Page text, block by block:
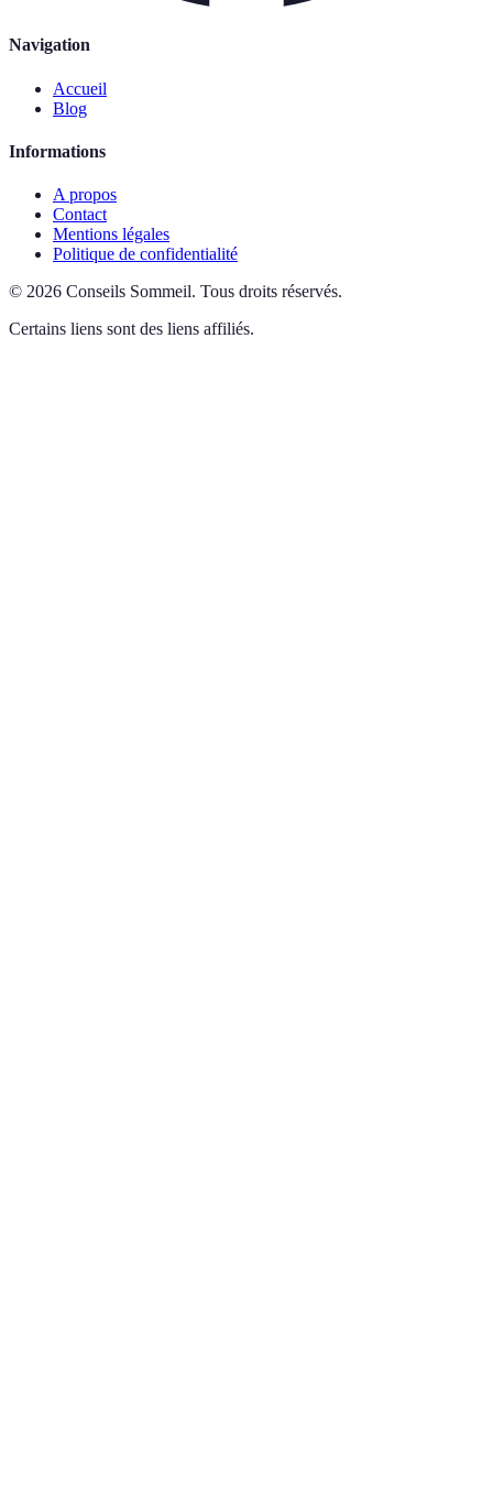
Navigation
Accueil
Blog
Informations
A propos
Contact
Mentions légales
Politique de confidentialité
© 2026 Conseils Sommeil. Tous droits réservés.
Certains liens sont des liens affiliés.